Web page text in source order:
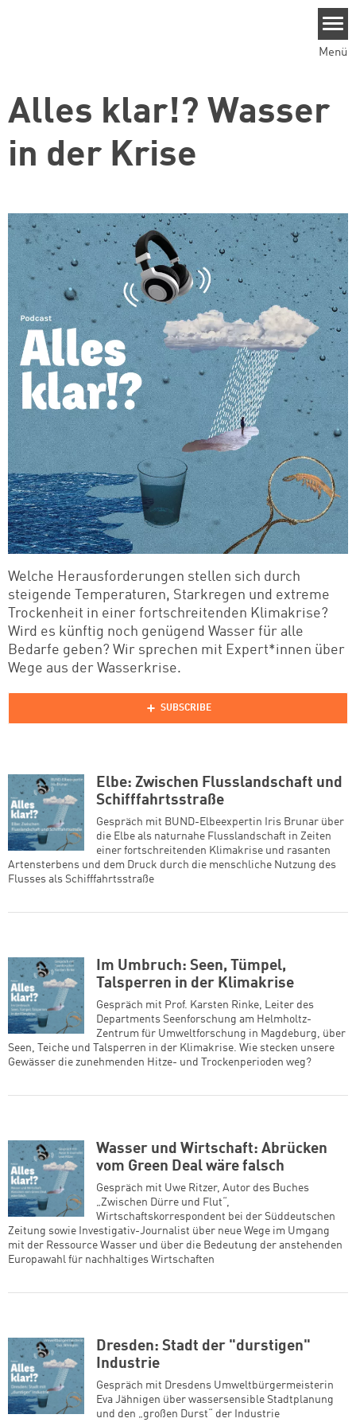
Menü
Alles klar!? Wasser
in der Krise
Welche Herausforderungen stellen sich durch
steigende Temperaturen, Starkregen und extreme
Trockenheit in einer fortschreitenden Klimakrise?
Wird es künftig noch genügend Wasser für alle
Bedarfe geben? Wir sprechen mit Expert*innen über
Wege aus der Wasserkrise.
Elbe: Zwischen Flusslandschaft und
Schifffahrtsstraße
Gespräch mit BUND-Elbeexpertin Iris Brunar über
die Elbe als naturnahe Flusslandschaft in Zeiten
einer fortschreitenden Klimakrise und rasanten
Artensterbens und dem Druck durch die menschliche Nutzung des
Flusses als Schifffahrtsstraße
Im Umbruch: Seen, Tümpel,
Talsperren in der Klimakrise
Gespräch mit Prof. Karsten Rinke, Leiter des
Departments Seenforschung am Helmholtz-
Zentrum für Umweltforschung in Magdeburg, über
Seen, Teiche und Talsperren in der Klimakrise. Wie stecken unsere
Gewässer die zunehmenden Hitze- und Trockenperioden weg?
Wasser und Wirtschaft: Abrücken
vom Green Deal wäre falsch
Gespräch mit Uwe Ritzer, Autor des Buches
„Zwischen Dürre und Flut“,
Wirtschaftskorrespondent bei der Süddeutschen
Zeitung sowie Investigativ-Journalist über neue Wege im Umgang
mit der Ressource Wasser und über die Bedeutung der anstehenden
Europawahl für nachhaltiges Wirtschaften
Dresden: Stadt der "durstigen"
Industrie
Gespräch mit Dresdens Umweltbürgermeisterin
Eva Jähnigen über wassersensible Stadtplanung
und den „großen Durst“ der Industrie